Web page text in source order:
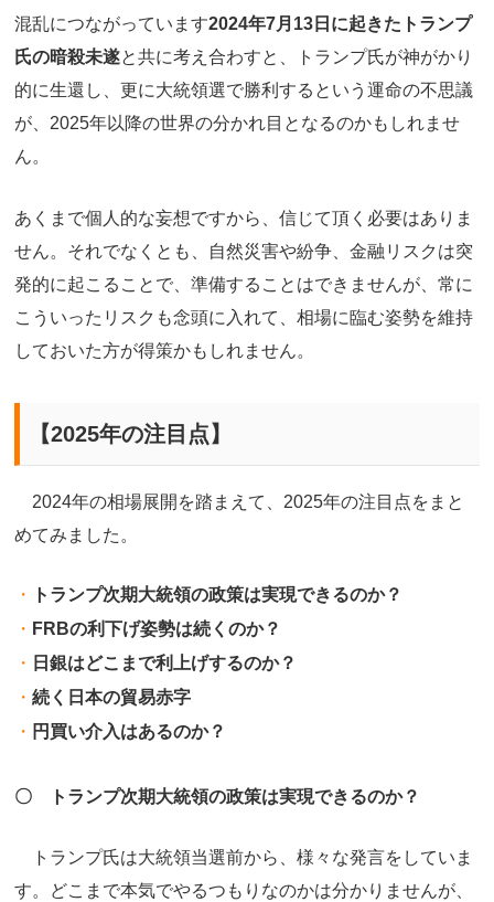
混乱につながっています2024年7月13日に起きたトランプ
氏の暗殺未遂と共に考え合わすと、トランプ氏が神がかり
的に生還し、更に大統領選で勝利するという運命の不思議
が、2025年以降の世界の分かれ目となるのかもしれませ
ん。
あくまで個人的な妄想ですから、信じて頂く必要はありま
せん。それでなくとも、自然災害や紛争、金融リスクは突
発的に起こることで、準備することはできませんが、常に
こういったリスクも念頭に入れて、相場に臨む姿勢を維持
しておいた方が得策かもしれません。
【2025年の注目点】
2024年の相場展開を踏まえて、2025年の注目点をまと
めてみました。
トランプ次期大統領の政策は実現できるのか？
FRBの利下げ姿勢は続くのか？
日銀はどこまで利上げするのか？
続く日本の貿易赤字
円買い介入はあるのか？
〇 トランプ次期大統領の政策は実現できるのか？
トランプ氏は大統領当選前から、様々な発言をしていま
す。どこまで本気でやるつもりなのかは分かりませんが、